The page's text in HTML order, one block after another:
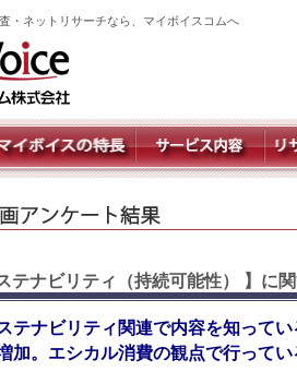
・ネットリサーチなら、マイボイスコムへ
ステナビリティ（持続可能性） 】に
テナビリティ関連で内容を知って
加。エシカル消費の観点で行って